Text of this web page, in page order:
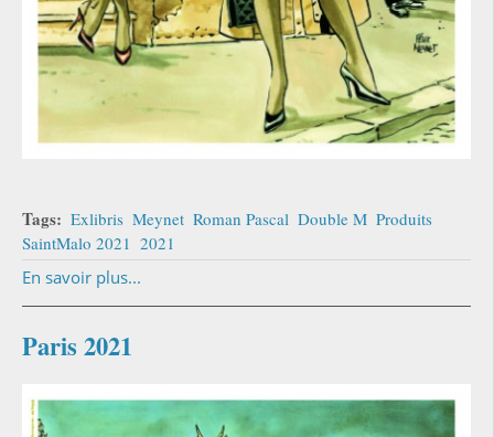
Tags: Exlibris Meynet Roman Pascal Double M Produits
SaintMalo 2021 2021
En savoir plus...
Paris 2021